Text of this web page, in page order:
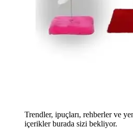
Trendler, ipuçları, rehberler ve
içerikler burada sizi bekliyor.